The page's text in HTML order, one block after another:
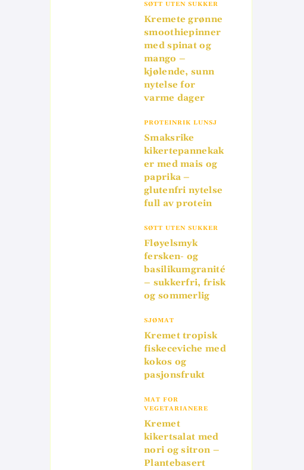
SØTT UTEN SUKKER
Kremete grønne
smoothiepinner
med spinat og
mango –
kjølende, sunn
nytelse for
varme dager
PROTEINRIK LUNSJ
Smaksrike
kikertepannekak
er med mais og
paprika –
glutenfri nytelse
full av protein
SØTT UTEN SUKKER
Fløyelsmyk
fersken- og
basilikumgranité
– sukkerfri, frisk
og sommerlig
SJØMAT
Kremet tropisk
fiskeceviche med
kokos og
pasjonsfrukt
MAT FOR
VEGETARIANERE
Kremet
kikertsalat med
nori og sitron –
Plantebasert